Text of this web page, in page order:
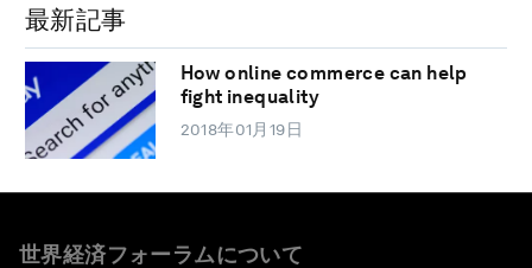
最新記事
How online commerce can help
fight inequality
2018年01月19日
世界経済フォーラムについて